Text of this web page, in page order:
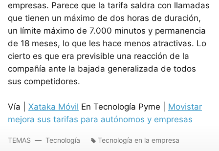
empresas. Parece que la tarifa saldra con llamadas
que tienen un máximo de dos horas de duración,
un límite máximo de 7.000 minutos y permanencia
de 18 meses, lo que les hace menos atractivas. Lo
cierto es que era previsible una reacción de la
compañía ante la bajada generalizada de todos
sus competidores.
Vía | Xataka Móvil En Tecnología Pyme | Movistar
mejora sus tarifas para autónomos y empresas
TEMAS Tecnología Tecnología en la empresa